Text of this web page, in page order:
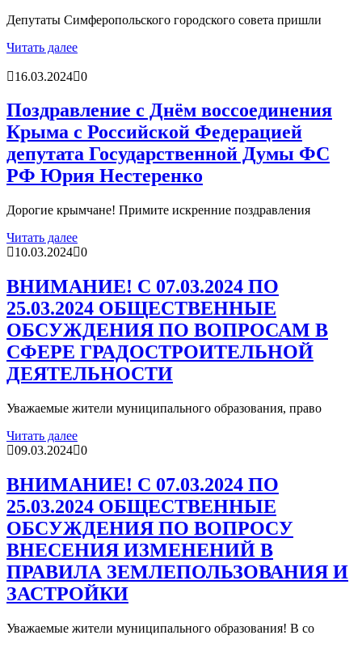
Депутаты Симферопольского городского совета пришли
Читать далее
16.03.2024 0
Поздравление с Днём воссоединения
Крыма с Российской Федерацией
депутата Государственной Думы ФС
РФ Юрия Нестеренко
Дорогие крымчане! Примите искренние поздравления
Читать далее
10.03.2024 0
ВНИМАНИЕ! С 07.03.2024 ПО
25.03.2024 ОБЩЕСТВЕННЫЕ
ОБСУЖДЕНИЯ ПО ВОПРОСАМ В
СФЕРЕ ГРАДОСТРОИТЕЛЬНОЙ
ДЕЯТЕЛЬНОСТИ
Уважаемые жители муниципального образования, право
Читать далее
09.03.2024 0
ВНИМАНИЕ! С 07.03.2024 ПО
25.03.2024 ОБЩЕСТВЕННЫЕ
ОБСУЖДЕНИЯ ПО ВОПРОСУ
ВНЕСЕНИЯ ИЗМЕНЕНИЙ В
ПРАВИЛА ЗЕМЛЕПОЛЬЗОВАНИЯ И
ЗАСТРОЙКИ
Уважаемые жители муниципального образования! В со